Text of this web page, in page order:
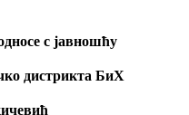
с јавношћу
дистрикта БиХ